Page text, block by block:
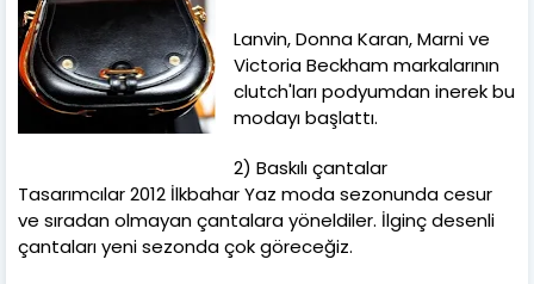
Lanvin, Donna Karan, Marni ve
Victoria Beckham markalarının
clutch'ları podyumdan inerek bu
modayı başlattı.
2) Baskılı çantalar
Tasarımcılar 2012 İlkbahar Yaz moda sezonunda cesur
ve sıradan olmayan çantalara yöneldiler. İlginç desenli
çantaları yeni sezonda çok göreceğiz.